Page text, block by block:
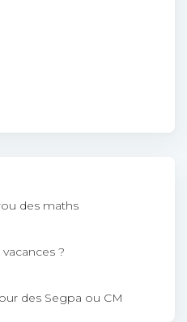
des maths
?
des Segpa ou CM